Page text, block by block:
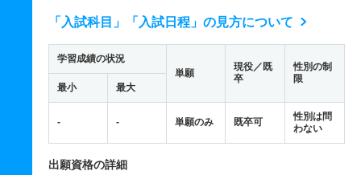
「入試科目」「入試日程」の見方について
学習成績の状況
単願
現役／既
卒
性別の制
限
最小 最大
- - 単願のみ 既卒可
性別は問
わない
出願資格の詳細